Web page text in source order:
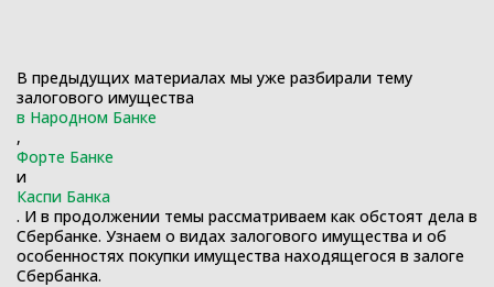
В предыдущих материалах мы уже разбирали тему
залогового имущества
в Народном Банке
,
Форте Банке
и
Каспи Банка
. И в продолжении темы рассматриваем как обстоят дела в
Сбербанке. Узнаем о видах залогового имущества и об
особенностях покупки имущества находящегося в залоге
Сбербанка.